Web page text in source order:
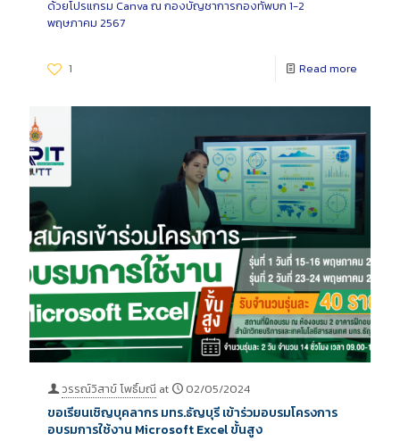
ด้วยโปรแกรม Canva ณ กองบัญชาการกองทัพบก 1-2
พฤษภาคม 2567
1 Read more
วรรณ์วิสาข์ โพธิ์มณี at 02/05/2024
ขอเรียนเชิญบุคลากร มทร.ธัญบุรี เข้าร่วมอบรมโครงการ
อบรมการใช้งาน Microsoft Excel ขั้นสูง